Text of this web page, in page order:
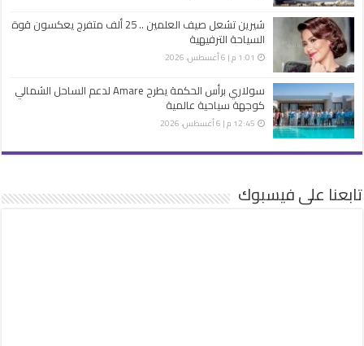
شيرين تشعل صيف العلمين .. 25 ألف متفرج يعكسون قوة
السياحة الترفيهية
1:01 م | 6 أغسطس، 2026
سولاري برأس الحكمة يطرح Amare لدعم الساحل الشمالي
كوجهة سياحية عالمية
12:45 م | 6 أغسطس، 2026
تابعنا على فيسبوك